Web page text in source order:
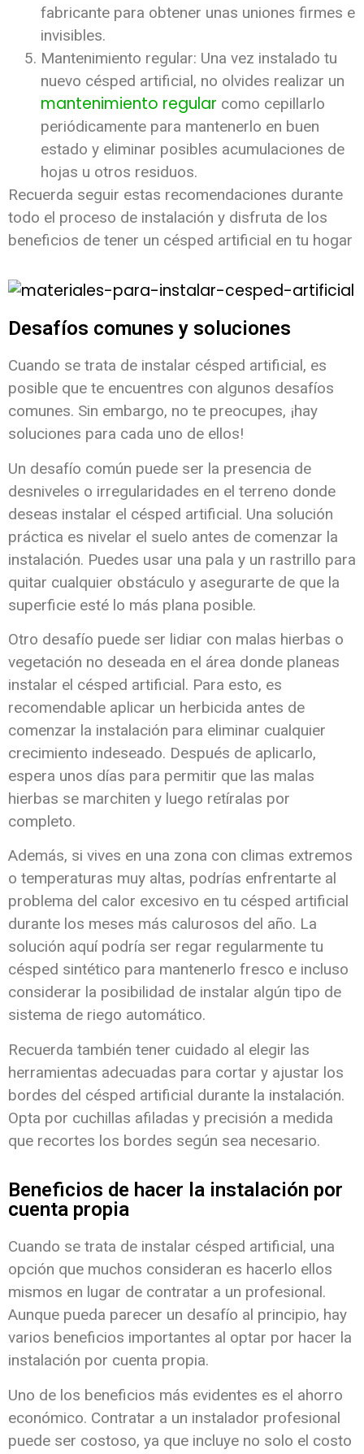
fabricante para obtener unas uniones firmes e
invisibles.
Mantenimiento regular: Una vez instalado tu
nuevo césped artificial, no olvides realizar un
mantenimiento regular como cepillarlo
periódicamente para mantenerlo en buen
estado y eliminar posibles acumulaciones de
hojas u otros residuos.
Recuerda seguir estas recomendaciones durante
todo el proceso de instalación y disfruta de los
beneficios de tener un césped artificial en tu hogar
Desafíos comunes y soluciones
Cuando se trata de instalar césped artificial, es
posible que te encuentres con algunos desafíos
comunes. Sin embargo, no te preocupes, ¡hay
soluciones para cada uno de ellos!
Un desafío común puede ser la presencia de
desniveles o irregularidades en el terreno donde
deseas instalar el césped artificial. Una solución
práctica es nivelar el suelo antes de comenzar la
instalación. Puedes usar una pala y un rastrillo para
quitar cualquier obstáculo y asegurarte de que la
superficie esté lo más plana posible.
Otro desafío puede ser lidiar con malas hierbas o
vegetación no deseada en el área donde planeas
instalar el césped artificial. Para esto, es
recomendable aplicar un herbicida antes de
comenzar la instalación para eliminar cualquier
crecimiento indeseado. Después de aplicarlo,
espera unos días para permitir que las malas
hierbas se marchiten y luego retíralas por
completo.
Además, si vives en una zona con climas extremos
o temperaturas muy altas, podrías enfrentarte al
problema del calor excesivo en tu césped artificial
durante los meses más calurosos del año. La
solución aquí podría ser regar regularmente tu
césped sintético para mantenerlo fresco e incluso
considerar la posibilidad de instalar algún tipo de
sistema de riego automático.
Recuerda también tener cuidado al elegir las
herramientas adecuadas para cortar y ajustar los
bordes del césped artificial durante la instalación.
Opta por cuchillas afiladas y precisión a medida
que recortes los bordes según sea necesario.
Beneficios de hacer la instalación por
cuenta propia
Cuando se trata de instalar césped artificial, una
opción que muchos consideran es hacerlo ellos
mismos en lugar de contratar a un profesional.
Aunque pueda parecer un desafío al principio, hay
varios beneficios importantes al optar por hacer la
instalación por cuenta propia.
Uno de los beneficios más evidentes es el ahorro
económico. Contratar a un instalador profesional
puede ser costoso, ya que incluye no solo el costo